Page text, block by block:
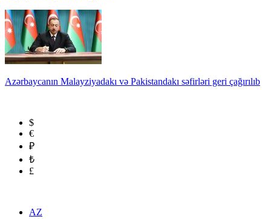
Azərbaycanın Malayziyadakı və Pakistandakı səfirləri geri çağırılıb
$
€
₽
₺
£
AZ